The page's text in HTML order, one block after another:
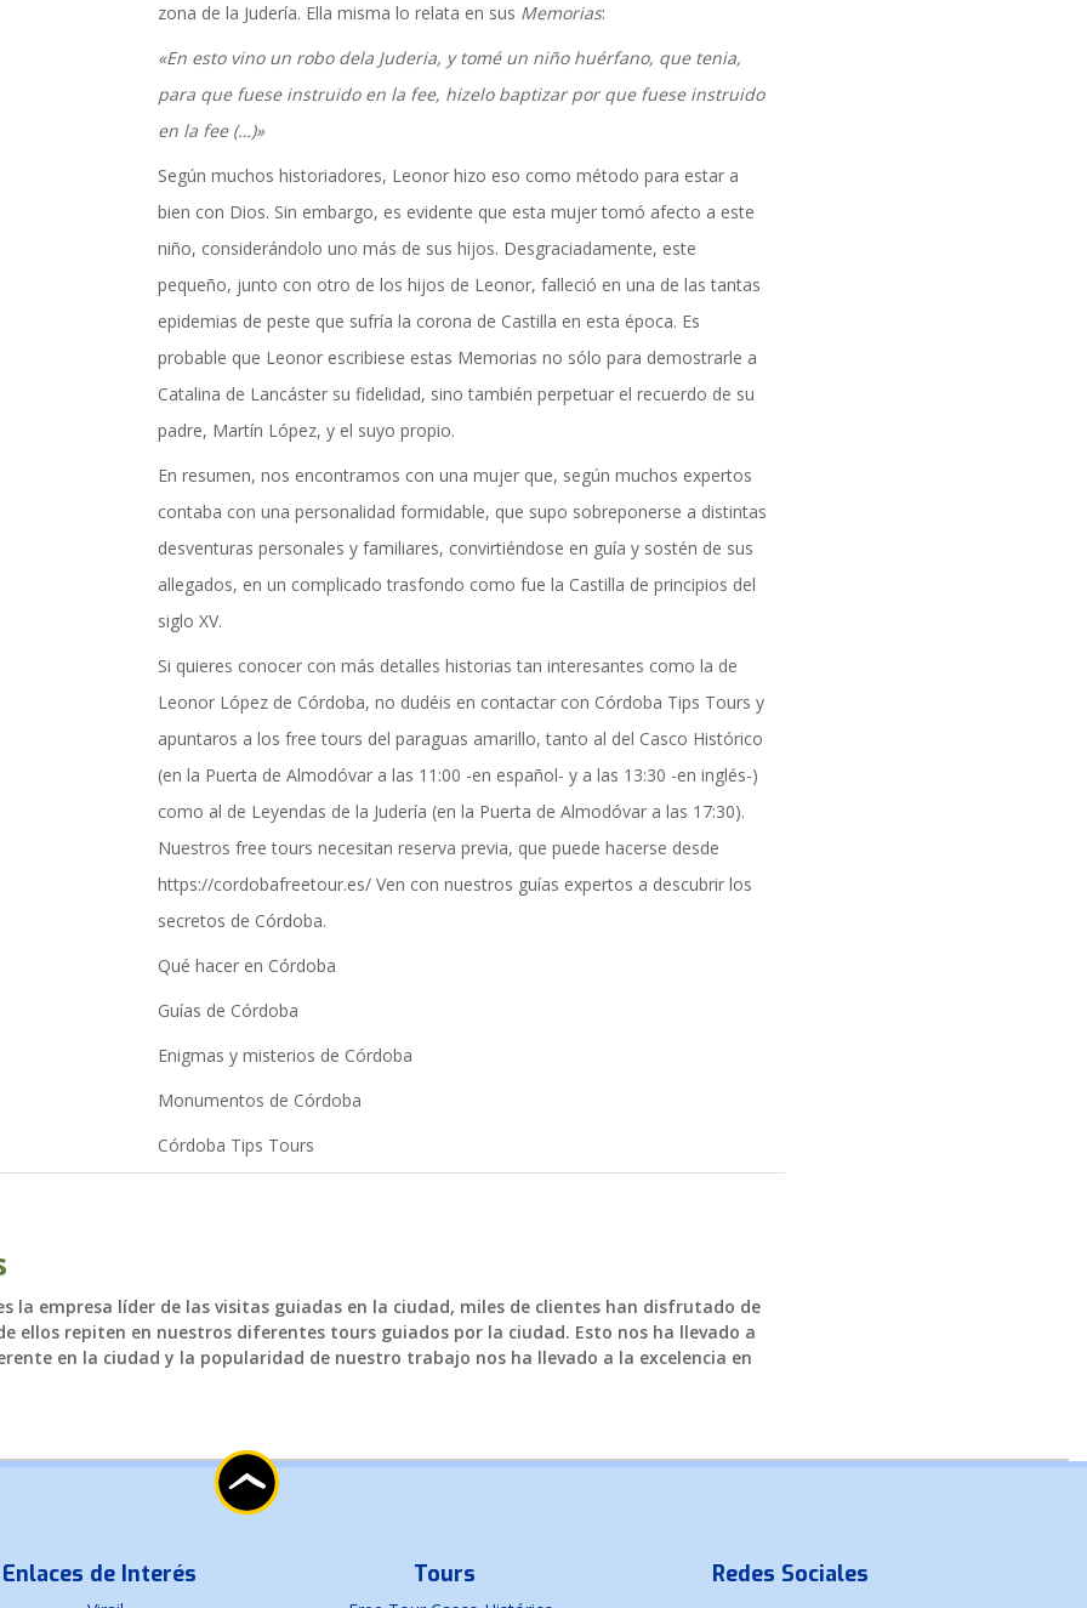
zona de la Judería. Ella misma lo relata en sus Memorias:
«En esto vino un robo dela Juderia, y tomé un niño huérfano, que tenia,
para que fuese instruido en la fee, hizelo baptizar por que fuese instruido
en la fee (…)»
Según muchos historiadores, Leonor hizo eso como método para estar a
bien con Dios. Sin embargo, es evidente que esta mujer tomó afecto a este
niño, considerándolo uno más de sus hijos. Desgraciadamente, este
pequeño, junto con otro de los hijos de Leonor, falleció en una de las tantas
epidemias de peste que sufría la corona de Castilla en esta época. Es
probable que Leonor escribiese estas Memorias no sólo para demostrarle a
Catalina de Lancáster su fidelidad, sino también perpetuar el recuerdo de su
padre, Martín López, y el suyo propio.
En resumen, nos encontramos con una mujer que, según muchos expertos
contaba con una personalidad formidable, que supo sobreponerse a distintas
desventuras personales y familiares, convirtiéndose en guía y sostén de sus
allegados, en un complicado trasfondo como fue la Castilla de principios del
siglo XV.
Si quieres conocer con más detalles historias tan interesantes como la de
Leonor López de Córdoba, no dudéis en contactar con Córdoba Tips Tours y
apuntaros a los free tours del paraguas amarillo, tanto al del Casco Histórico
(en la Puerta de Almodóvar a las 11:00 -en español- y a las 13:30 -en inglés-)
como al de Leyendas de la Judería (en la Puerta de Almodóvar a las 17:30).
Nuestros free tours necesitan reserva previa, que puede hacerse desde
https://cordobafreetour.es/ Ven con nuestros guías expertos a descubrir los
secretos de Córdoba.
Qué hacer en Córdoba
Guías de Córdoba
Enigmas y misterios de Córdoba
Monumentos de Córdoba
Córdoba Tips Tours
la empresa líder de las visitas guiadas en la ciudad, miles de clientes han disfrutado de
ellos repiten en nuestros diferentes tours guiados por la ciudad. Esto nos ha llevado a
en la ciudad y la popularidad de nuestro trabajo nos ha llevado a la excelencia en
Enlaces de Interés Tours Redes Sociales